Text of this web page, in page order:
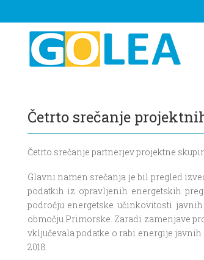
Četrto srečanje
Četrto srečanje partnerjev projektne
Glavni namen srečanja je bil pregled
podatkih iz opravljenih energetskih
področju energetske učinkovitosti
območju Primorske. Zaradi zamenjave
vključevala podatke o rabi energije
2018.